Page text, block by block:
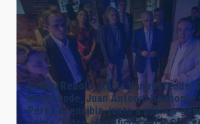
FECHA DE CREACIÓN ORDENAR POR
Rafael Rebolo, Alicia Vanoostende,
Morcuende, Juan Antonio Belmonte
Pérez Arencibia, junto a público